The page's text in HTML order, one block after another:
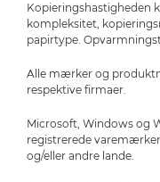
Kopieringshastigheden
kompleksitet,
papirtype.
Alle mærker og
respektive firmaer.
Microsoft, Windows og
registrerede
og/eller andre lande.